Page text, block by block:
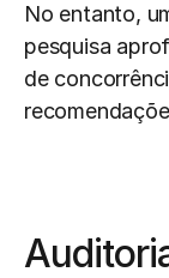
No entanto,
pesquisa
de